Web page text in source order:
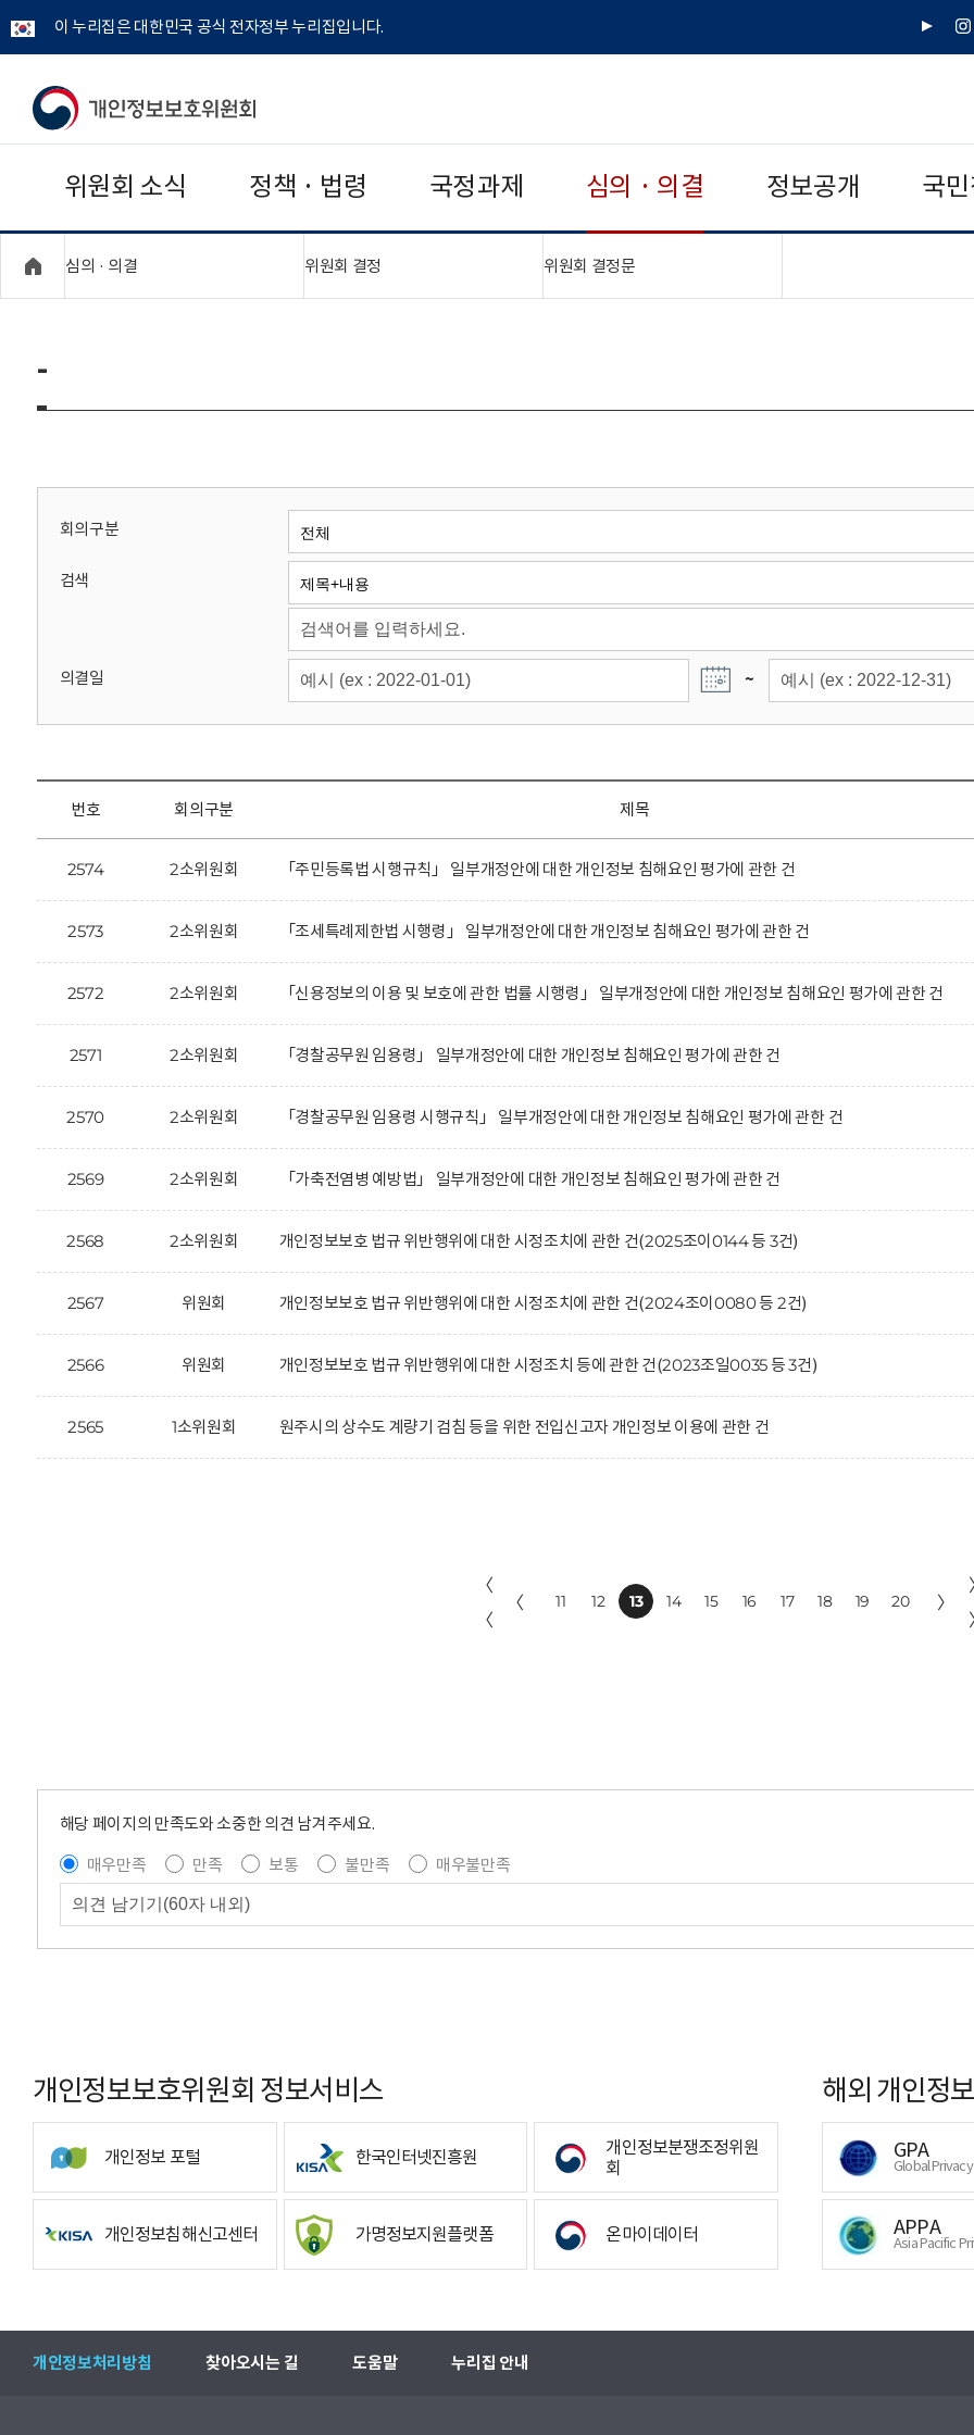
이 누리집은 대한민국 공식 전자정부 누리집입니다.
유
인
개
보
보
위
회
위원회 소식 정책 · 법령 국정과제 심의 · 의결 정보공개 국
심의 · 의결 위원회 결정 위원회 결정문"접기,펼치기"
-
회의구분
검색
의결일 ~
번호 회의구분 제목
2574 2소위원회 「주민등록법 시행규칙」 일부개정안에 대한 개인정보 침해요인 평가에 관한 건
2573 2소위원회 「조세특례제한법 시행령」 일부개정안에 대한 개인정보 침해요인 평가에 관한 건
2572 2소위원회 「신용정보의 이용 및 보호에 관한 법률 시행령」 일부개정안에 대한 개인정보 침해요인 평가에 관한 건
2571 2소위원회 「경찰공무원 임용령」 일부개정안에 대한 개인정보 침해요인 평가에 관한 건
2570 2소위원회 「경찰공무원 임용령 시행규칙」 일부개정안에 대한 개인정보 침해요인 평가에 관한 건
2569 2소위원회 「가축전염병 예방법」 일부개정안에 대한 개인정보 침해요인 평가에 관한 건
2568 2소위원회 개인정보보호 법규 위반행위에 대한 시정조치에 관한 건(2025조이0144 등 3건)
2567 위원회 개인정보보호 법규 위반행위에 대한 시정조치에 관한 건(2024조이0080 등 2건)
2566 위원회 개인정보보호 법규 위반행위에 대한 시정조치 등에 관한 건(2023조일0035 등 3건)
2565 1소위원회 원주시의 상수도 계량기 검침 등을 위한 전입신고자 개인정보 이용에 관한 건
〈
〈
〈 11 12 13 14 15 16 17 18 19 20 〉
해당 페이지의 만족도와 소중한 의견 남겨주세요.
매우만족
만족 보통 불만족
매우불만족
개인정보보호위원회 정보서비스
개인정보 포털 한국인터넷진흥원
개인정보분쟁조정위원
회
개인정보침해신고센터 가명정보지원플랫폼 온마이데이터
해외 개인정
GPA
Global
APPA
Asia Pacific
개인정보처리방침 찾아오시는 길 도움말 누리집 안내